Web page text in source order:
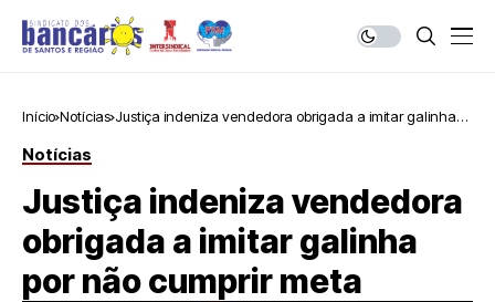
Início Notícias Justiça indeniza vendedora obrigada a imitar galinha
Notícias
Justiça indeniza vendedora
obrigada a imitar galinha
por não cumprir meta